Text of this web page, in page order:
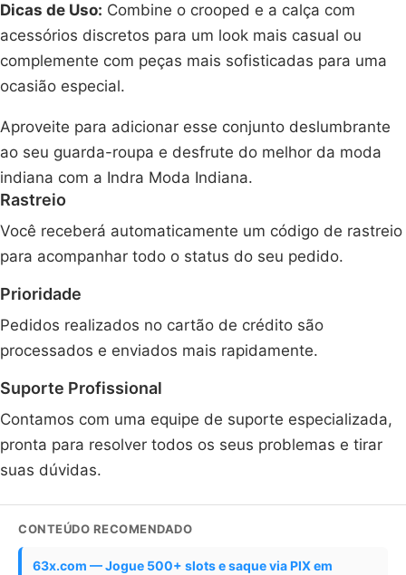
Dicas de Uso: Combine o crooped e a calça com
acessórios discretos para um look mais casual ou
complemente com peças mais sofisticadas para uma
ocasião especial.
Aproveite para adicionar esse conjunto deslumbrante
ao seu guarda-roupa e desfrute do melhor da moda
indiana com a Indra Moda Indiana.
Rastreio
Você receberá automaticamente um código de rastreio
para acompanhar todo o status do seu pedido.
Prioridade
Pedidos realizados no cartão de crédito são
processados e enviados mais rapidamente.
Suporte Profissional
Contamos com uma equipe de suporte especializada,
pronta para resolver todos os seus problemas e tirar
suas dúvidas.
CONTEÚDO RECOMENDADO
63x.com — Jogue 500+ slots e saque via PIX em